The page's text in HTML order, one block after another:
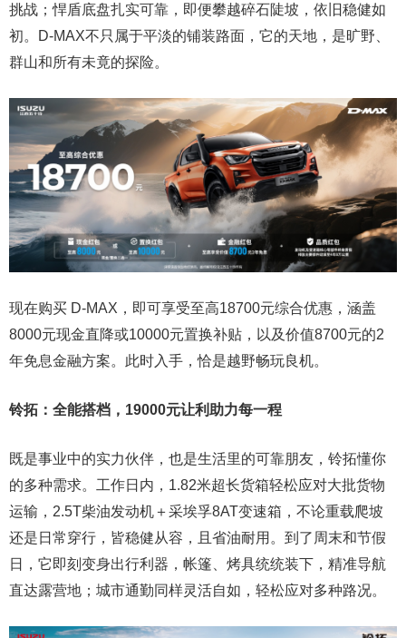
挑战；悍盾底盘扎实可靠，即便攀越碎石陡坡，依旧稳健如
初。D-MAX不只属于平淡的铺装路面，它的天地，是旷野、
群山和所有未竟的探险。
现在购买 D-MAX，即可享受至高18700元综合优惠，涵盖
8000元现金直降或10000元置换补贴，以及价值8700元的2
年免息金融方案。此时入手，恰是越野畅玩良机。
铃拓：全能搭档， 19000元让利助力每一程
既是事业中的实力伙伴，也是生活里的可靠朋友，铃拓懂你
的多种需求。工作日内，1.82米超长货箱轻松应对大批货物
运输，2.5T柴油发动机＋采埃孚8AT变速箱，不论重载爬坡
还是日常穿行，皆稳健从容，且省油耐用。到了周末和节假
日，它即刻变身出行利器，帐篷、烤具统统装下，精准导航
直达露营地；城市通勤同样灵活自如，轻松应对多种路况。